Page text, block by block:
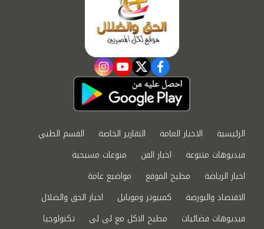
facebook
twitter
youtube
instagram
الرئيسية الاخبار العامة التقارير الخاصة
القسم الطبي
فيديوهات متنوعة
اخبار الفن
منوعات مسيحية
اخبار الرياضة
مطبخ الموقع
مواضيع عامة
الاقتصاد والبورصة
كمبيوتر وموبايل
اخبار الحق والضلال
فيديوهات فضائيات
مطبخ الاكل مع لى لى تكنولوجيا